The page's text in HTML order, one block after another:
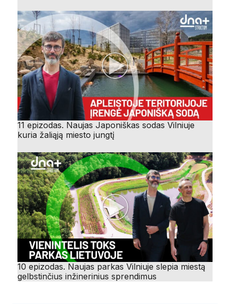
11 epizodas. Naujas Japoniškas sodas Vilniuje
kuria žaliąją miesto jungtį
10 epizodas. Naujas parkas Vilniuje slepia miestą
gelbstinčius inžinerinius sprendimus